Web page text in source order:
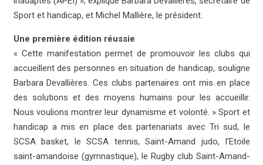
Sport et handicap, et Michel Mallière, le président.
Une première édition réussie
« Cette manifestation permet de promouvoir les clubs qui
accueillent des personnes en situation de handicap, souligne
Barbara Devallières. Ces clubs partenaires ont mis en place
des solutions et des moyens humains pour les accueillir.
Nous voulions montrer leur dynamisme et volonté. » Sport et
handicap a mis en place des partenariats avec Tri sud, le
SCSA basket, le SCSA tennis, Saint-Amand judo, l’Etoile
saint-amandoise (gymnastique), le Rugby club Saint-Amand-